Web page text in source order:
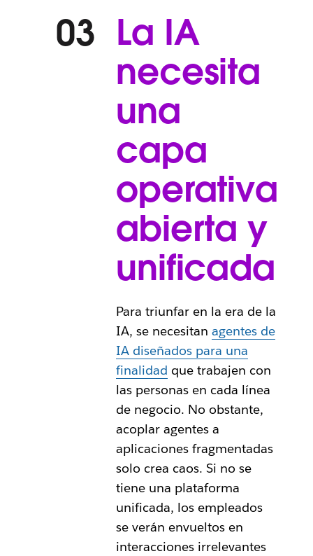
03 La IA
necesita
una
capa
operativa
abierta y
unificada
Para triunfar en la era de la
IA, se necesitan agentes de
IA diseñados para una
finalidad que trabajen con
las personas en cada línea
de negocio. No obstante,
acoplar agentes a
aplicaciones fragmentadas
solo crea caos. Si no se
tiene una plataforma
unificada, los empleados
se verán envueltos en
interacciones irrelevantes